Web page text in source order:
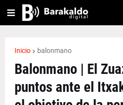
Inicio balonmano
Balonmano | El
puntos ante el